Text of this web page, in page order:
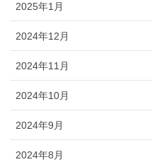
2025年1月
2024年12月
2024年11月
2024年10月
2024年9月
2024年8月